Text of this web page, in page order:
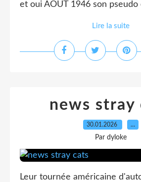
et oui AOUT 1946 son pseudo
Lire la suite
news stray
30.01.2026 …
Par dyloke
Leur tournée américaine